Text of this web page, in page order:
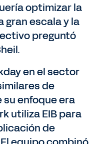
optimizar la
gran escala y la
preguntó
en el sector
de
su enfoque era
utiliza EIB para
de